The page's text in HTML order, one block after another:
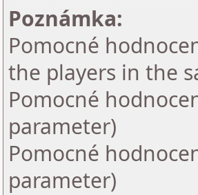
Poznámka:
Pomocné
the players in the
Pomocné
parameter)
Pomocné
parameter)